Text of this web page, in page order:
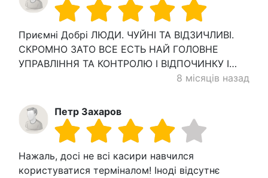
Приємні Добрі ЛЮДИ. ЧУЙНІ ТА ВІДЗИЧЛИВІ.
СКРОМНО ЗАТО ВСЕ ЕСТЬ НАЙ ГОЛОВНЕ
УПРАВЛІННЯ ТА КОНТРОЛЮ І ВІДПОЧИНКУ І…
8 місяців назад
Петр Захаров
Нажаль, досі не всі касири навчился
користуватися терміналом! Іноді відсутнє